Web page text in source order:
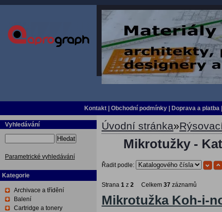
Kontakt Obchodní podmínky Doprava a platba
Vyhledávání
Hledat
Parametrické vyhledávání
Kategorie
Archivace a třídění
Balení
Cartridge a tonery
Úvodní stránka»
Mikrotužky -
Řadit podle:
Strana 1 z 2 Celkem 37 záznamů
Mikrotužka Koh-i-